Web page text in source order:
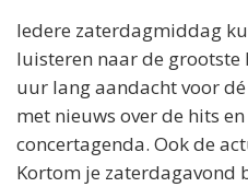
Iedere zaterdagmiddag
luisteren naar de grootste
uur lang aandacht voor
met nieuws over de hits
concertagenda. Ook de
Kortom je zaterdagavond